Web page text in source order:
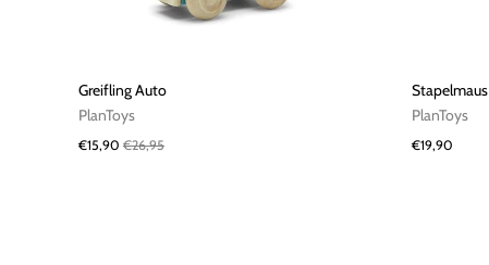
Greifling Auto
PlanToys
€15,90 €26,95
Stapelmaus
PlanToys
€19,90